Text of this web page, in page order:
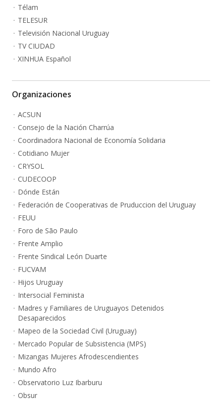
Télam
TELESUR
Televisión Nacional Uruguay
TV CIUDAD
XINHUA Español
Organizaciones
ACSUN
Consejo de la Nación Charrúa
Coordinadora Nacional de Economía Solidaria
Cotidiano Mujer
CRYSOL
CUDECOOP
Dónde Están
Federación de Cooperativas de Pruduccion del Uruguay
FEUU
Foro de São Paulo
Frente Amplio
Frente Sindical León Duarte
FUCVAM
Hijos Uruguay
Intersocial Feminista
Madres y Familiares de Uruguayos Detenidos
Desaparecidos
Mapeo de la Sociedad Civil (Uruguay)
Mercado Popular de Subsistencia (MPS)
Mizangas Mujeres Afrodescendientes
Mundo Afro
Observatorio Luz Ibarburu
Obsur